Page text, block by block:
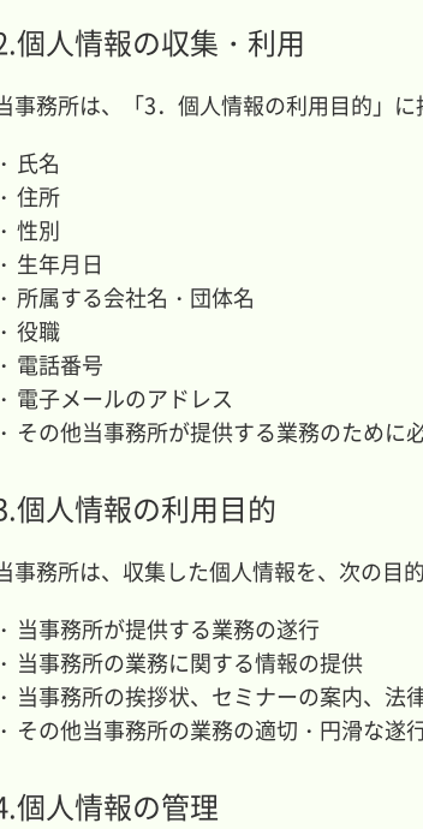
個人情報の収集・利用
事務所は、「3．個人情報の利用目的」
氏名
住所
性別
生年月日
所属する会社名・団体名
役職
電話番号
電子メールのアドレス
その他当事務所が提供する業務のために
個人情報の利用目的
事務所は、収集した個人情報を、次の目
当事務所が提供する業務の遂行
当事務所の業務に関する情報の提供
当事務所の挨拶状、セミナーの案内、法
その他当事務所の業務の適切・円滑な遂
個人情報の管理